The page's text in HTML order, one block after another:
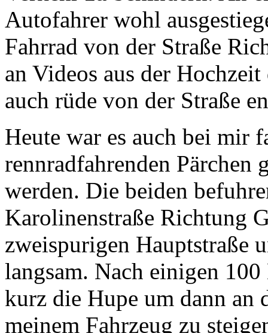
Autofahrer wohl
Fahrrad von der Straße
an Videos aus der
auch rüde von der Straße
Heute war es auch bei mir
rennradfahrenden Pärchen
werden. Die beiden
Karolinenstraße Richtung
zweispurigen Hauptstraße
langsam. Nach einigen
kurz die Hupe um dann an
meinem Fahrzeug zu